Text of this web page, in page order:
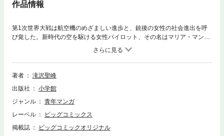
作品情報
第1次世界大戦は航空機のめざましい進歩と、銃後の女性の社会進出を呼
び覚した。新時代の空を駆ける女性パイロット、その名はマリア・マンテ
ガッツァ！行方不明の英国諜報部所属の父を求めつつ、危険な空域も、美
しい天空も、さらなる冒険をいとわず、今日もそして明日も、飛びます！
著者
滝沢聖峰
出版社
小学館
ジャンル
青年マンガ
レーベル
ビッグコミックス
掲載誌
ビッグコミックオリジナル